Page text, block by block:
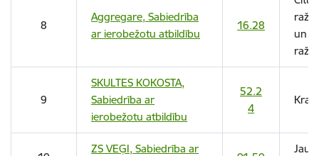
8
Aggregare, Sabiedrība
ar ierobežotu atbildību
16.28
un
9
SKULTES KOKOSTA,
Sabiedrība ar
ierobežotu atbildību
52.2
4
ZS VEĢI, Sabiedrība ar